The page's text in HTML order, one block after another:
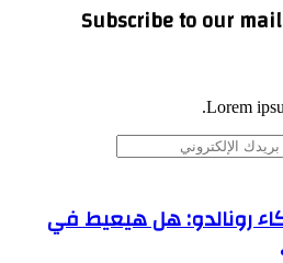
Subscribe to our
Lorem
رونالدو: هل هيعيط في